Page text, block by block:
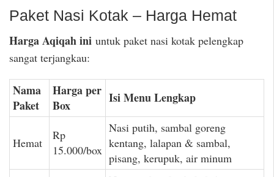
Paket Nasi Kotak – Harga Hemat
Harga Aqiqah ini untuk paket nasi kotak pelengkap
sangat terjangkau:
Nama
Paket
Harga per
Box
Isi Menu Lengkap
Hemat
Rp
15.000/box
Nasi putih, sambal goreng
kentang, lalapan & sambal,
pisang, kerupuk, air minum